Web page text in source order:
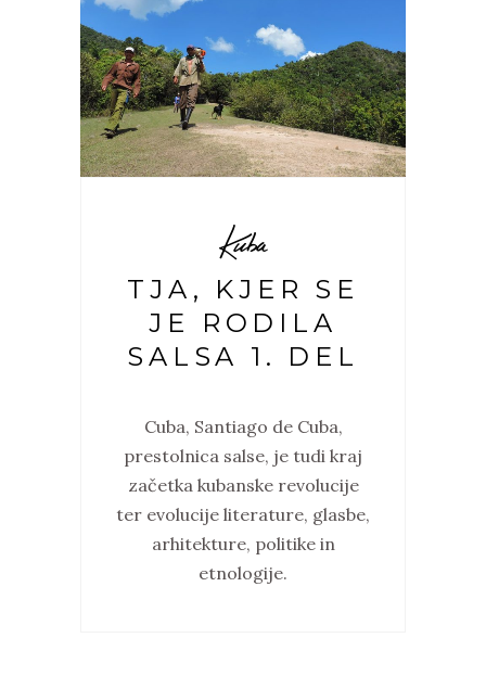
Kuba
TJA, KJER SE
JE RODILA
SALSA 1. DEL
Cuba, Santiago de Cuba,
prestolnica salse, je tudi kraj
začetka kubanske revolucije
ter evolucije literature, glasbe,
arhitekture, politike in
etnologije.